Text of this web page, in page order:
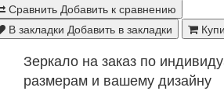
Сравнить Добавить к сравнению
В закладки Добавить в закладки
Зеркало на заказ по
размерам и вашему дизайну